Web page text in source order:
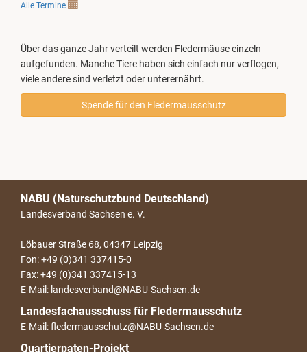
Alle Termine
Über das ganze Jahr verteilt werden Fledermäuse einzeln
aufgefunden. Manche Tiere haben sich einfach nur verflogen,
viele andere sind verletzt oder unterernährt.
Spende für den Fledermausschutz
NABU (Naturschutzbund Deutschland)
Landesverband Sachsen e. V.
Löbauer Straße 68, 04347 Leipzig
Fon: +49 (0)341 337415-0
Fax: +49 (0)341 337415-13
E-Mail: landesverband@NABU-Sachsen.de
Landesfachausschuss für Fledermausschutz
E-Mail: fledermausschutz@NABU-Sachsen.de
Quartierpaten-Projekt